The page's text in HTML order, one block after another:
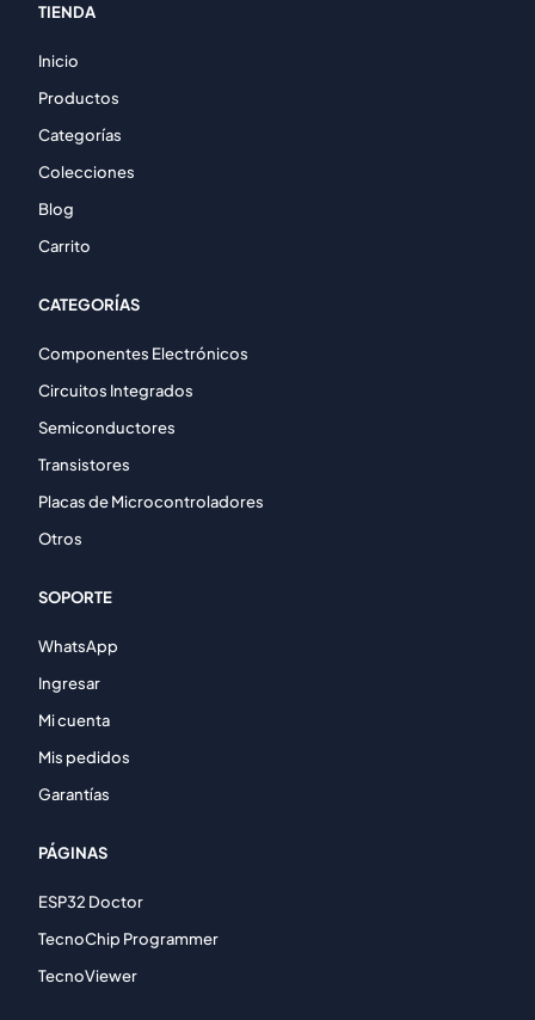
TIENDA
Inicio
Productos
Categorías
Colecciones
Blog
Carrito
CATEGORÍAS
Componentes Electrónicos
Circuitos Integrados
Semiconductores
Transistores
Placas de Microcontroladores
Otros
SOPORTE
WhatsApp
Ingresar
Mi cuenta
Mis pedidos
Garantías
PÁGINAS
ESP32 Doctor
TecnoChip Programmer
TecnoViewer